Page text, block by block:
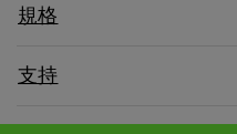
規格
支持